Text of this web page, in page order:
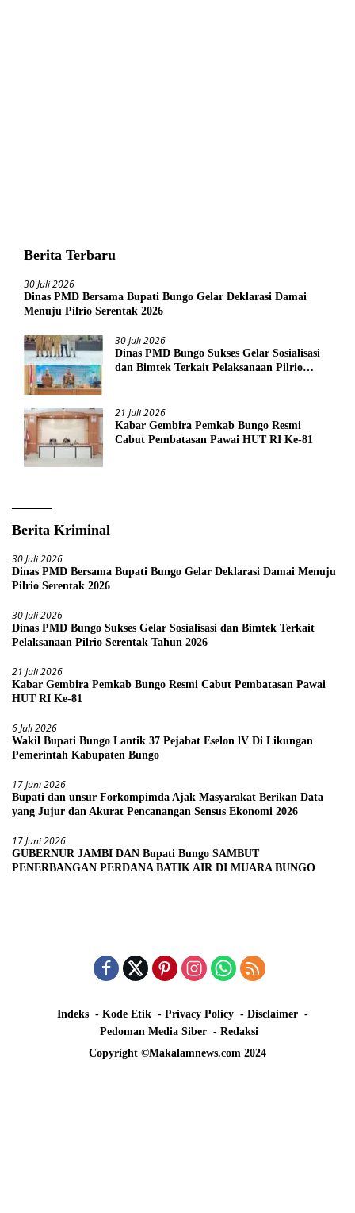
Berita Terbaru
30 Juli 2026
Dinas PMD Bersama Bupati Bungo Gelar Deklarasi Damai
Menuju Pilrio Serentak 2026
30 Juli 2026
Dinas PMD Bungo Sukses Gelar Sosialisasi
dan Bimtek Terkait Pelaksanaan Pilrio
21 Juli 2026
Kabar Gembira Pemkab Bungo Resmi
Cabut Pembatasan Pawai HUT RI Ke-81
Berita Kriminal
30 Juli 2026
Dinas PMD Bersama Bupati Bungo Gelar Deklarasi Damai Menuju
Pilrio Serentak 2026
30 Juli 2026
Dinas PMD Bungo Sukses Gelar Sosialisasi dan Bimtek Terkait
Pelaksanaan Pilrio Serentak Tahun 2026
21 Juli 2026
Kabar Gembira Pemkab Bungo Resmi Cabut Pembatasan Pawai
HUT RI Ke-81
6 Juli 2026
Wakil Bupati Bungo Lantik 37 Pejabat Eselon lV Di Likungan
Pemerintah Kabupaten Bungo
17 Juni 2026
Bupati dan unsur Forkompimda Ajak Masyarakat Berikan Data
yang Jujur dan Akurat Pencanangan Sensus Ekonomi 2026
17 Juni 2026
GUBERNUR JAMBI DAN Bupati Bungo SAMBUT
PENERBANGAN PERDANA BATIK AIR DI MUARA BUNGO
Indeks Kode Etik Privacy Policy
Disclaimer
Pedoman Media Siber
Redaksi
Copyright ©Makalamnews.com 2024